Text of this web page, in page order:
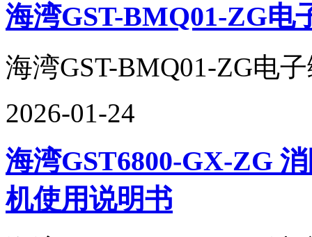
海湾GST-BMQ01-ZG电
海湾GST-BMQ01-ZG电
2026-01-24
海湾GST6800-GX-ZG
机使用说明书